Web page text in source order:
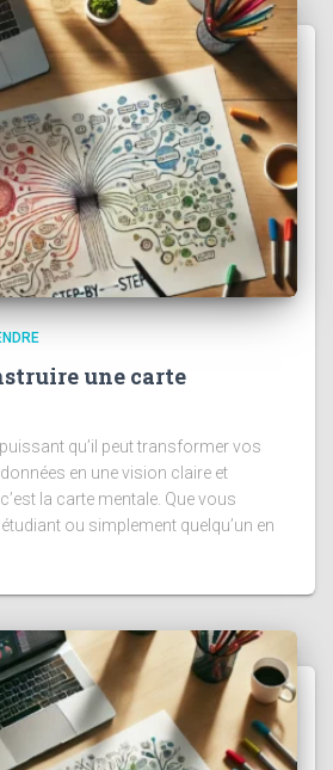
une carte
qu’il peut transformer vos
en une vision claire et
la carte mentale. Que vous
ou simplement quelqu’un en